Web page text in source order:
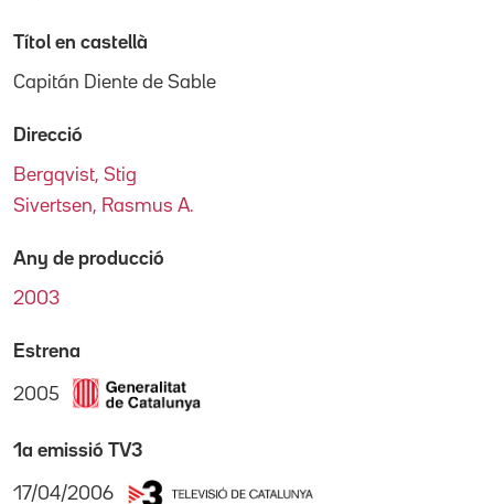
Títol en castellà
Capitán Diente de Sable
Direcció
Bergqvist, Stig
Sivertsen, Rasmus A.
Any de producció
2003
Estrena
2005
1a emissió TV3
17/04/2006